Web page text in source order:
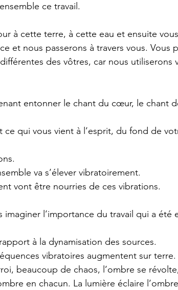
ce travail.
à cette terre, à cette eau et ensuite
et nous passerons à travers vous. Vous
des vôtres, car nous utiliserons
entonner le chant du cœur, le chant
ce qui vous vient à l’esprit, du fond de
va s’élever vibratoirement.
vont être nourries de ces vibrations.
imaginer l’importance du travail qui a été
à la dynamisation des sources.
vibratoires augmentent sur
beaucoup de chaos, l’ombre se
en chacun. La lumière éclaire